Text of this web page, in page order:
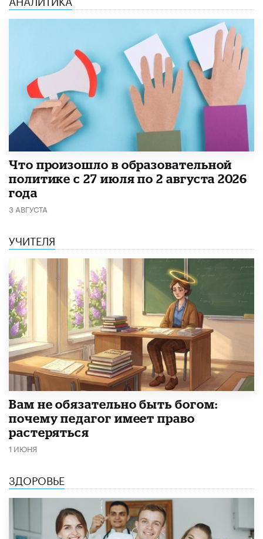
​Что произошло в образовательной
политике с 27 июля по 2 августа 2026
года
3 АВГУСТА
УЧИТЕЛЯ
​Вам не обязательно быть богом:
почему педагог имеет право
растеряться
1 ИЮНЯ
ЗДОРОВЬЕ